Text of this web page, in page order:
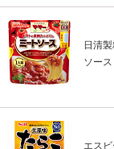
日清
ソー
エス